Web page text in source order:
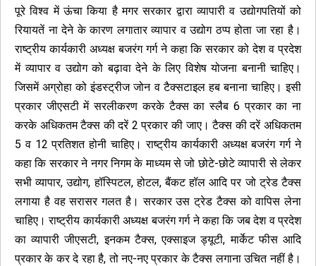
पूरे विश्व में ऊंचा किया है मगर सरकार द्वारा व्यापारी व उद्योगपतियों को
रियायतें ना देने के कारण लगातार व्यापार व उद्योग ठप्प होता जा रहा है।
राष्ट्रीय कार्यकारी अध्यक्ष बजरंग गर्ग ने कहा कि सरकार को देश व प्रदेश
में व्यापार व उद्योग को बढ़ावा देने के लिए विशेष योजना बनानी चाहिए।
जिसमें अग्रोहा को इंडस्ट्रीज जोन व टैक्सटाइल हब बनाना चाहिए। इसी
प्रकार जीएसटी में सरलीकरण करके टैक्स का स्लैब 6 प्रकार का ना
करके अधिकतम टैक्स की दरें 2 प्रकार की जाए। टैक्स की दरें अधिकतम
5 व 12 प्रतिशत होनी चाहिए। राष्ट्रीय कार्यकारी अध्यक्ष बजरंग गर्ग ने
कहा कि सरकार ने नगर निगम के माध्यम से जो छोटे-छोटे व्यापारी से लेकर
सभी व्यापार, उद्योग, हॉस्पिटल, होटल, बैंकट हॉल आदि पर जो ट्रेड टैक्स
लगाया है वह सरासर गलत है। सरकार उस ट्रेड टैक्स को वापिस लेना
चाहिए। राष्ट्रीय कार्यकारी अध्यक्ष बजरंग गर्ग ने कहा कि जब देश व प्रदेश
का व्यापारी जीएसटी, इनकम टैक्स, एक्साइज ड्यूटी, मार्केट फीस आदि
प्रकार के कर दे रहा है, तो नए-नए प्रकार के टैक्स लगाना उचित नहीं है।